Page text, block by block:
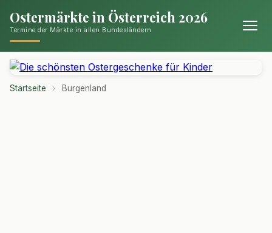
Ostermärkte in Österreich 2026
Termine der Märkte in allen Bundesländern
Startseite › Burgenland